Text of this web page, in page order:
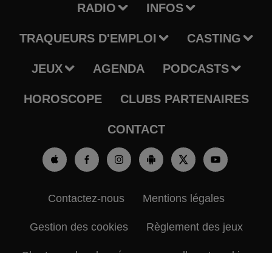
RADIO INFOS
TRAQUEURS D'EMPLOI CASTING
JEUX AGENDA PODCASTS
HOROSCOPE CLUBS PARTENAIRES
CONTACT
Contactez-nous Mentions légales
Gestion des cookies Règlement des jeux